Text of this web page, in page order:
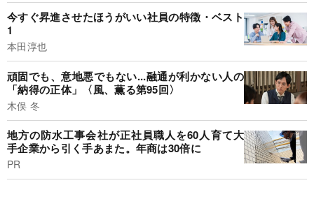
今すぐ昇進させたほうがいい社員の特徴・ベスト
1
本田淳也
頑固でも、意地悪でもない...融通が利かない人の
「納得の正体」〈風、薫る第95回〉
木俣 冬
地方の防水工事会社が正社員職人を60人育て大
手企業から引く手あまた。年商は30倍に
PR